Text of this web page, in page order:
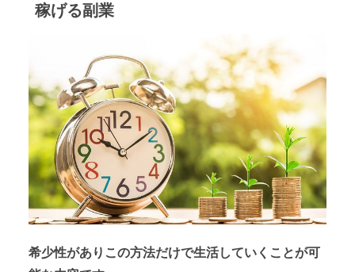
稼げる副業
希少性がありこの方法だけで生活していくことが可